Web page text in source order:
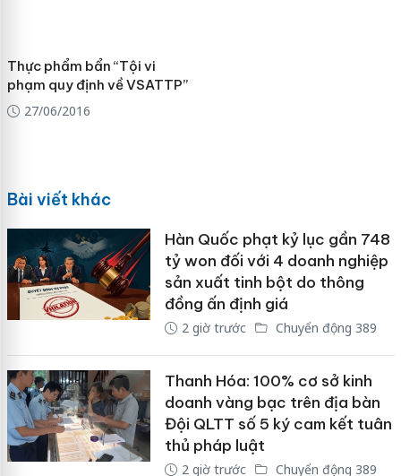
Thực phẩm bẩn “Tội vi
phạm quy định về VSATTP”
27/06/2016
Bài viết khác
Hàn Quốc phạt kỷ lục gần 748
tỷ won đối với 4 doanh nghiệp
sản xuất tinh bột do thông
đồng ấn định giá
2 giờ trước Chuyển động 389
Thanh Hóa: 100% cơ sở kinh
doanh vàng bạc trên địa bàn
Đội QLTT số 5 ký cam kết tuân
thủ pháp luật
2 giờ trước Chuyển động 389